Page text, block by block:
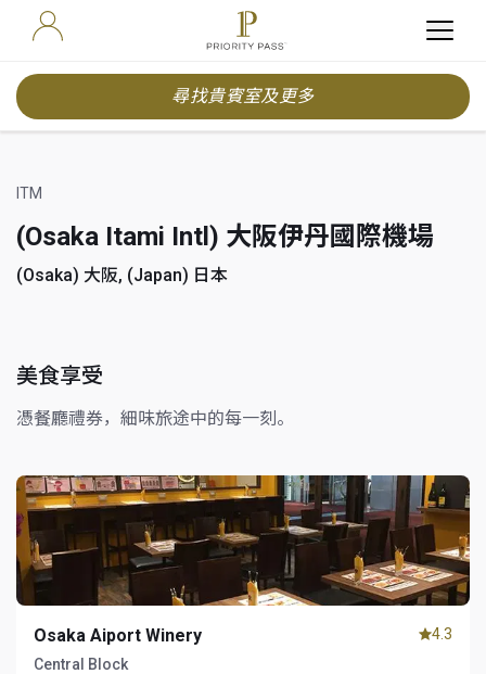
尋找貴賓室及更多
ITM
(Osaka Itami Intl) 大阪伊丹國際機場
(Osaka) 大阪, (Japan) 日本
美食享受
憑餐廳禮券，細味旅途中的每一刻。
Osaka Aiport Winery
Central Block
4.3